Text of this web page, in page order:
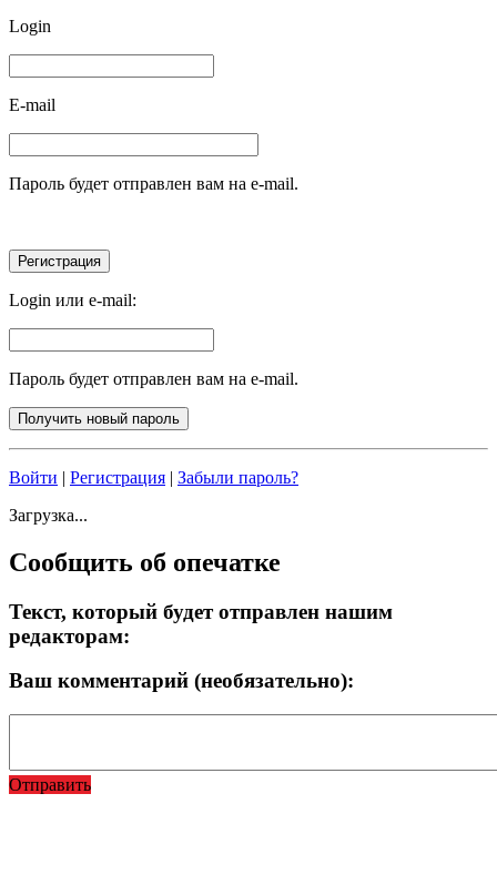
Login
E-mail
Пароль будет отправлен вам на e-mail.
Login или e-mail:
Пароль будет отправлен вам на e-mail.
Войти | Регистрация | Забыли пароль?
Загрузка...
Сообщить об опечатке
Текст, который будет отправлен нашим
редакторам:
Ваш комментарий (необязательно):
Отправить